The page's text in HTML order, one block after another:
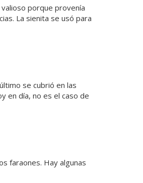
porque provenía
La sienita se usó para
se cubrió en las
en día, no es el caso de
faraones. Hay algunas